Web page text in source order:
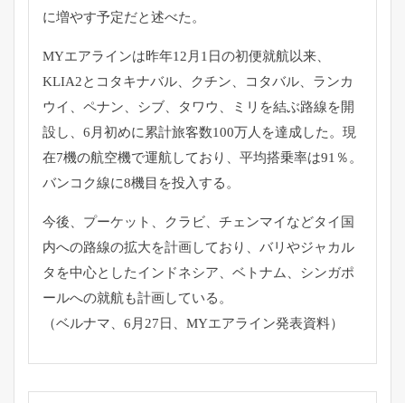
に増やす予定だと述べた。
MYエアラインは昨年12月1日の初便就航以来、
KLIA2とコタキナバル、クチン、コタバル、ランカ
ウイ、ペナン、シブ、タワウ、ミリを結ぶ路線を開
設し、6月初めに累計旅客数100万人を達成した。現
在7機の航空機で運航しており、平均搭乗率は91％。
バンコク線に8機目を投入する。
今後、プーケット、クラビ、チェンマイなどタイ国
内への路線の拡大を計画しており、バリやジャカル
タを中心としたインドネシア、ベトナム、シンガポ
ールへの就航も計画している。
（ベルナマ、6月27日、MYエアライン発表資料）